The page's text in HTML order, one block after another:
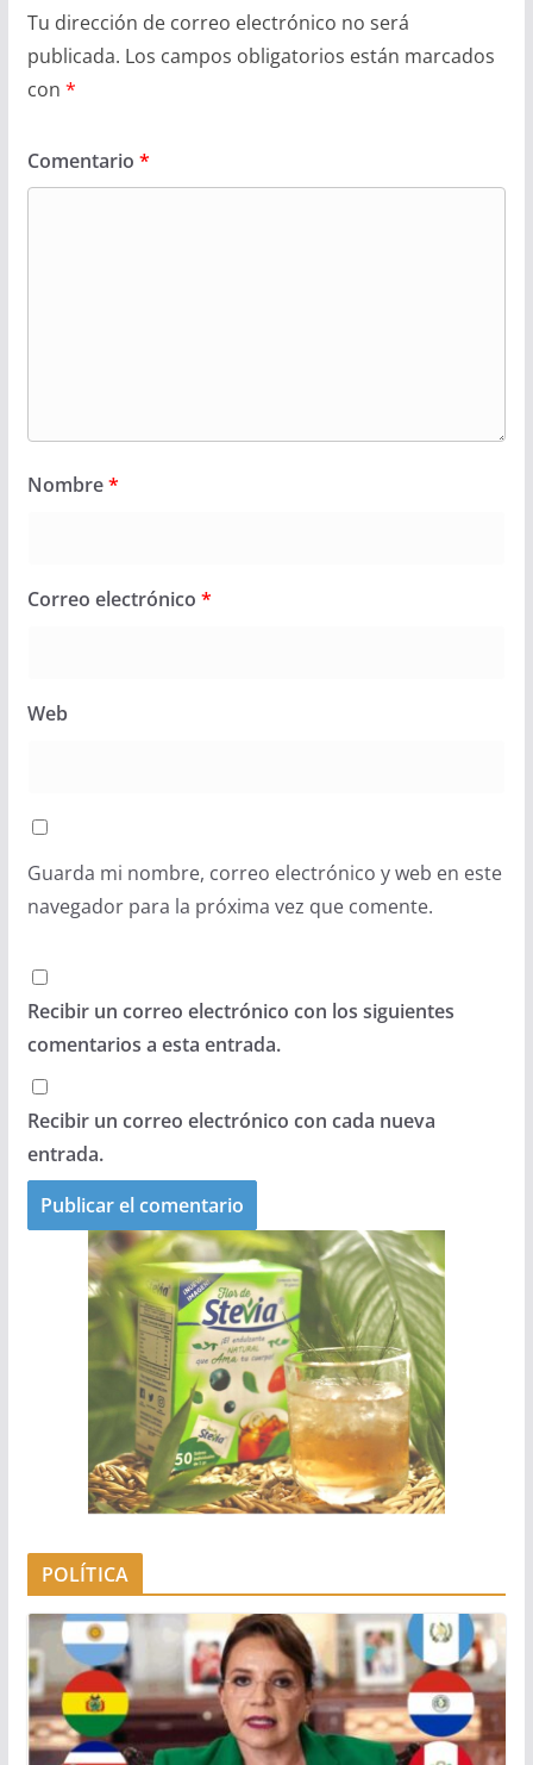
Tu dirección de correo electrónico no será
publicada. Los campos obligatorios están marcados
con *
Comentario *
Nombre*
Correo electrónico *
Web
Guarda mi nombre, correo electrónico y web en este
navegador para la próxima vez que comente.
Recibir un correo electrónico con los siguientes
comentarios a esta entrada.
Recibir un correo electrónico con cada nueva
entrada.
POLÍTICA